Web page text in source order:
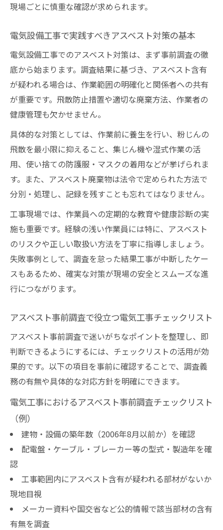
現場ごとに慎重な確認が求められます。
電気設備工事で実践すべきアスベスト対策の基本
電気設備工事でのアスベスト対策は、まず事前調査の徹
底から始まります。調査結果に基づき、アスベスト含有
が疑われる場合は、作業範囲の明確化と関係者への共有
が重要です。飛散防止措置や適切な廃棄方法、作業者の
健康管理も欠かせません。
具体的な対策としては、作業前に養生を行い、粉じんの
飛散を最小限に抑えること、集じん機や湿式作業の活
用、使い捨ての防護服・マスクの着用などが挙げられま
す。また、アスベスト廃棄物は法令で定められた方法で
分別・処理し、記録を残すことも忘れてはなりません。
工事現場では、作業員への定期的な教育や健康診断の実
施も重要です。経験の浅い作業員には特に、アスベスト
のリスクや正しい取扱い方法を丁寧に指導しましょう。
失敗事例として、調査を怠った結果工事が中断したケー
スもあるため、確実な対策が現場の安全とスムーズな進
行につながります。
アスベスト事前調査で役立つ電気工事チェックリスト
アスベスト事前調査で迷いがちなポイントを整理し、即
判断できるようにするには、チェックリストの活用が効
果的です。以下の項目を事前に確認することで、調査義
務の有無や具体的な対応方針を明確にできます。
電気工事におけるアスベスト事前調査チェックリスト
（例）
建物・設備の築年数（2006年8月以前か）を確認
配電盤・ケーブル・ブレーカー等の型式・製造年を確
認
工事範囲内にアスベスト含有が疑われる部材がないか
現地目視
メーカー資料や国交省など公的情報で該当部材の含有
有無を調査